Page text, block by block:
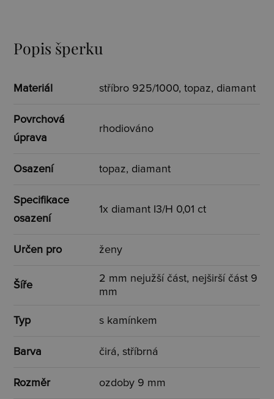
Popis šperku
Materiál stříbro 925/1000, topaz, diamant
Povrchová
úprava
rhodiováno
Osazení topaz, diamant
Specifikace
osazení
1x diamant I3/H 0,01 ct
Určen pro ženy
Šíře
2 mm nejužší část, nejširší část 9
mm
Typ s kamínkem
Barva čirá, stříbrná
Rozměr ozdoby 9 mm